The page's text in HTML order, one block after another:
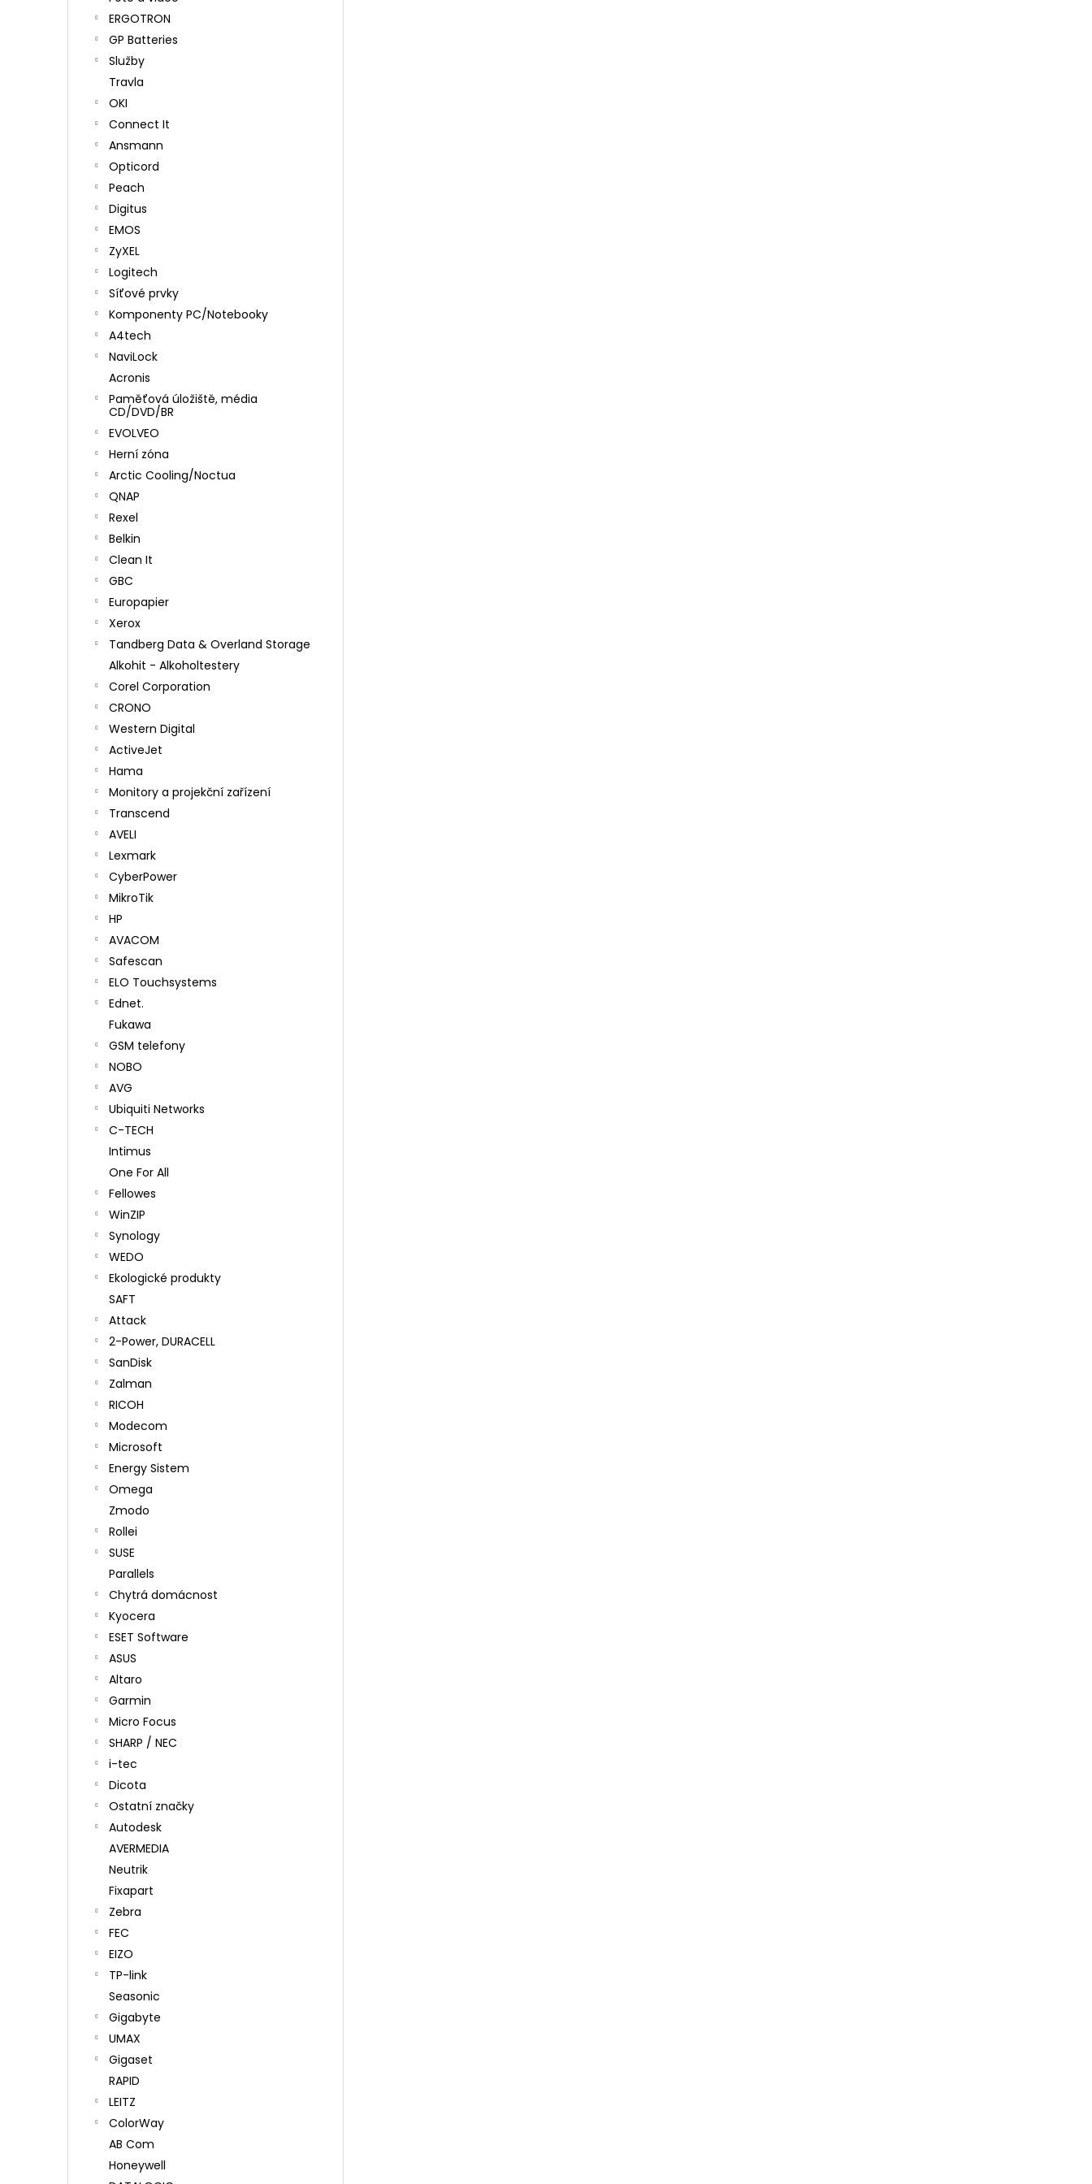
ERGOTRON
GP Batteries
Služby
Travla
OKI
Connect It
Ansmann
Opticord
Peach
Digitus
EMOS
ZyXEL
Logitech
Síťové prvky
Komponenty PC/Notebooky
A4tech
NaviLock
Acronis
Paměťová úložiště, média
CD/DVD/BR
EVOLVEO
Herní zóna
Arctic Cooling/Noctua
QNAP
Rexel
Belkin
Clean It
GBC
Europapier
Xerox
Tandberg Data & Overland Storage
Alkohit - Alkoholtestery
Corel Corporation
CRONO
Western Digital
ActiveJet
Hama
Monitory a projekční zařízení
Transcend
AVELI
Lexmark
CyberPower
MikroTik
HP
AVACOM
Safescan
ELO Touchsystems
Ednet.
Fukawa
GSM telefony
NOBO
AVG
Ubiquiti Networks
C-TECH
Intimus
One For All
Fellowes
WinZIP
Synology
WEDO
Ekologické produkty
SAFT
Attack
2-Power, DURACELL
SanDisk
Zalman
RICOH
Modecom
Microsoft
Energy Sistem
Omega
Zmodo
Rollei
SUSE
Parallels
Chytrá domácnost
Kyocera
ESET Software
ASUS
Altaro
Garmin
Micro Focus
SHARP / NEC
i-tec
Dicota
Ostatní značky
Autodesk
AVERMEDIA
Neutrik
Fixapart
Zebra
FEC
EIZO
TP-link
Seasonic
Gigabyte
UMAX
Gigaset
RAPID
LEITZ
ColorWay
AB Com
Honeywell